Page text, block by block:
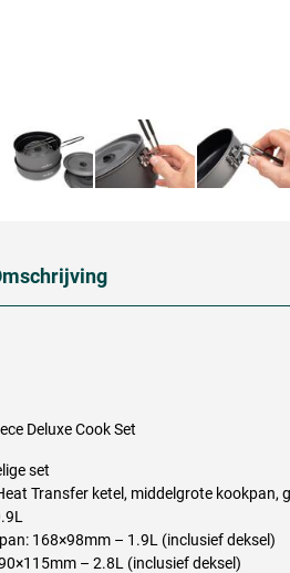
Deluxe Cook Set
set
Transfer ketel, middelgrote kookpan,
168×98mm – 1.9L (inclusief deksel)
– 2.8L (inclusief deksel)